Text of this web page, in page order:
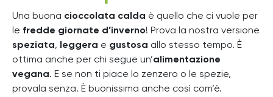
Una buona cioccolata calda è quello che ci vuole per
le fredde giornate d’inverno! Prova la nostra versione
speziata, leggera e gustosa allo stesso tempo. È
ottima anche per chi segue un’alimentazione
vegana. E se non ti piace lo zenzero o le spezie,
provala senza. È buonissima anche così com’è.